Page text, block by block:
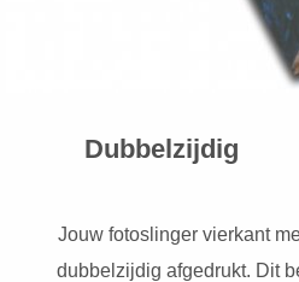
Jouw fotoslinger vierkant
dubbelzijdig afgedrukt. Dit